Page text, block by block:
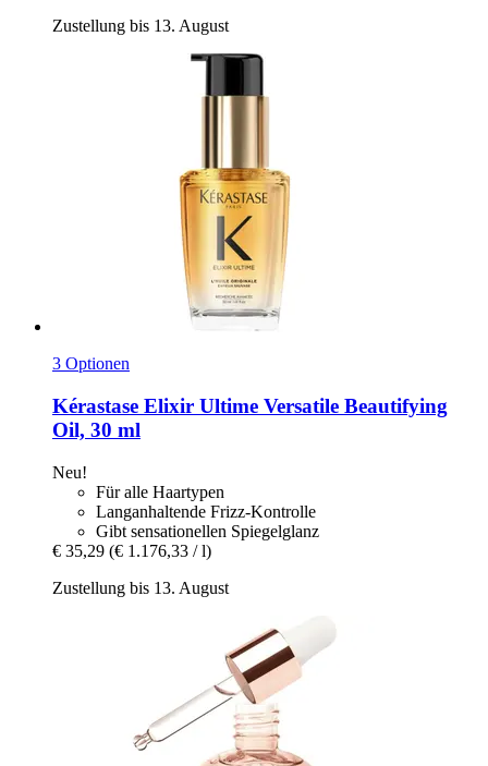
Zustellung bis 13. August
3 Optionen
Kérastase Elixir Ultime Versatile Beautifying
Oil, 30 ml
Neu!
Für alle Haartypen
Langanhaltende Frizz-Kontrolle
Gibt sensationellen Spiegelglanz
€ 35,29 (€ 1.176,33 / l)
Zustellung bis 13. August